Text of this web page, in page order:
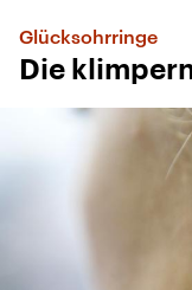
Glücksohrringe
Die